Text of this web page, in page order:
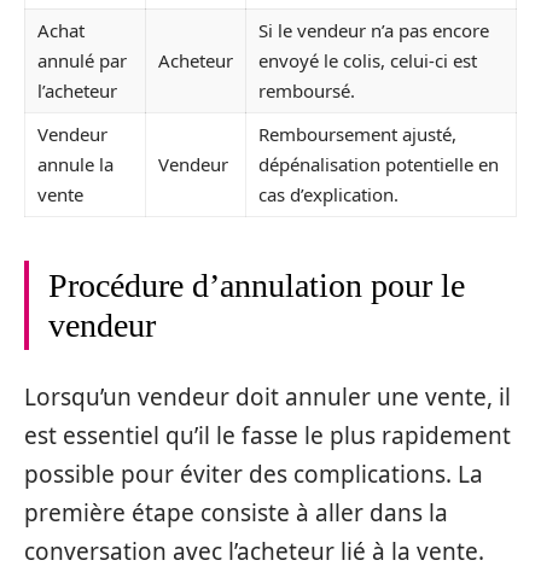
Achat
annulé par
l’acheteur
Acheteur
Si le vendeur n’a pas encore
envoyé le colis, celui-ci est
remboursé.
Vendeur
annule la
vente
Vendeur
Remboursement ajusté,
dépénalisation potentielle en
cas d’explication.
Procédure d’annulation pour le
vendeur
Lorsqu’un vendeur doit annuler une vente, il
est essentiel qu’il le fasse le plus rapidement
possible pour éviter des complications. La
première étape consiste à aller dans la
conversation avec l’acheteur lié à la vente.